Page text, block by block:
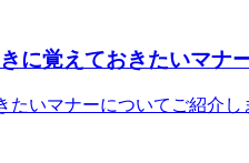
に覚えておきたいマナ
たいマナーについてご紹介